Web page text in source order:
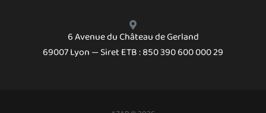
6 Avenue du Château de Gerland
69007 Lyon — Siret ETB : 850 390 600 000 29